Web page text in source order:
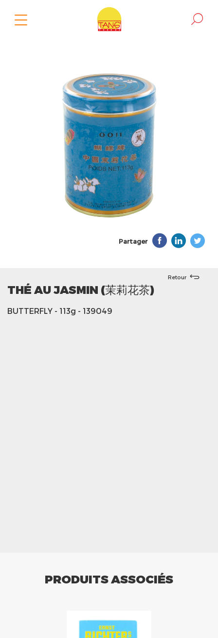
Partager
Retour
THÉ AU JASMIN (茉莉花茶)
BUTTERFLY - 113g - 139049
PRODUITS ASSOCIÉS